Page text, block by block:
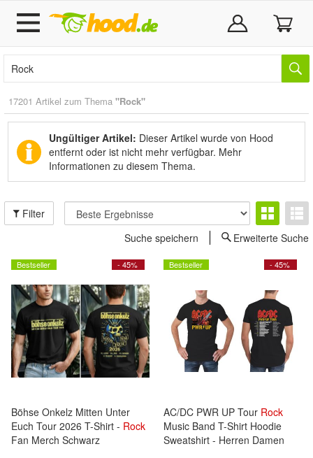
17201 Artikel zum Thema "Rock"
Ungültiger Artikel: Dieser Artikel wurde von Hood
entfernt oder ist nicht mehr verfügbar. Mehr
Informationen zu diesem Thema.
Filter
Suche speichern
Erweiterte Suche
- 45%
Bestseller
Böhse Onkelz Mitten Unter
Euch Tour 2026 T-Shirt - Rock
Fan Merch Schwarz
- 45%
Bestseller
AC/DC PWR UP Tour Rock
Music Band T-Shirt Hoodie
Sweatshirt - Herren Damen